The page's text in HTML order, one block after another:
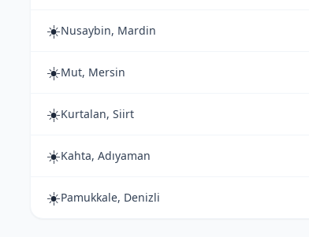
☀️Nusaybin, Mardin
☀️Mut, Mersin
☀️Kurtalan, Siirt
☀️Kahta, Adıyaman
☀️Pamukkale, Denizli